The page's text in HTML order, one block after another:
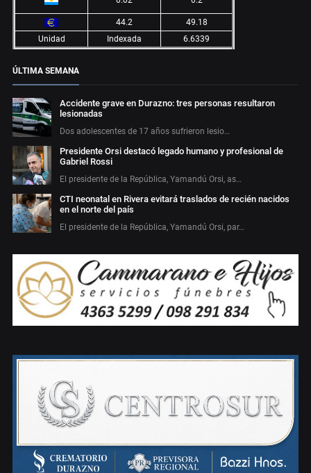
44.2
49.18
Unidad
Indexada 6.6339
ÚLTIMA SEMANA
Accidente grave en Durazno: tres personas resultaron
lesionadas
Dos adolescentes de 17 años sufrieron lesio…
Presidente Orsi destacó legado humano y profesional de
Gabriel Rossi
El presidente de la República, Yamandú Orsi, as…
CTI neonatal en Rivera evitará traslados de recién nacidos
en el norte del país
El presidente de la República, Yamandú Orsi, par…